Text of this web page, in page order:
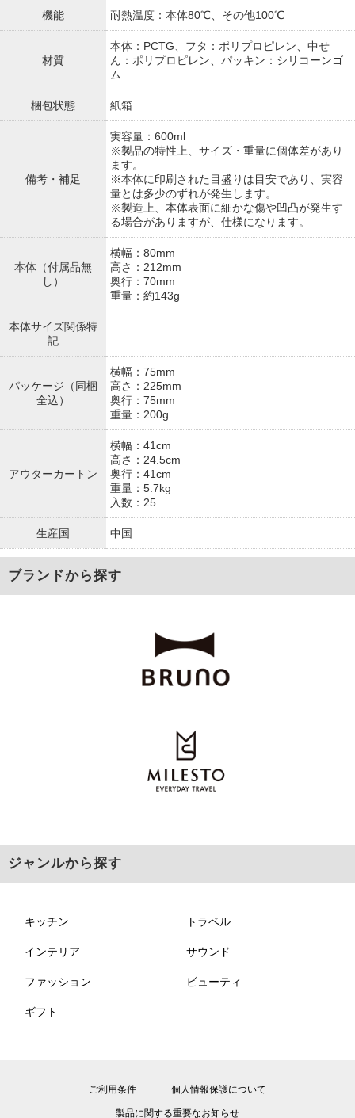
機能 耐熱温度：本体80℃、その他100℃
材質
本体：PCTG、フタ：ポリプロピレン、中せ
ん：ポリプロピレン、パッキン：シリコーンゴ
ム
梱包状態 紙箱
備考・補足
実容量：600ml
※製品の特性上、サイズ・重量に個体差があり
ます。
※本体に印刷された目盛りは目安であり、実容
量とは多少のずれが発生します。
※製造上、本体表面に細かな傷や凹凸が発生す
る場合がありますが、仕様になります。
本体（付属品無
し）
横幅：80mm
高さ：212mm
奥行：70mm
重量：約143g
本体サイズ関係特
記
パッケージ（同梱
全込）
横幅：75mm
高さ：225mm
奥行：75mm
重量：200g
アウターカートン
横幅：41cm
高さ：24.5cm
奥行：41cm
重量：5.7kg
入数：25
生産国 中国
ブランドから探す
ジャンルから探す
キッチン トラベル
インテリア サウンド
ファッション ビューティ
ギフト
ご利用条件 個人情報保護について
製品に関する重要なお知らせ